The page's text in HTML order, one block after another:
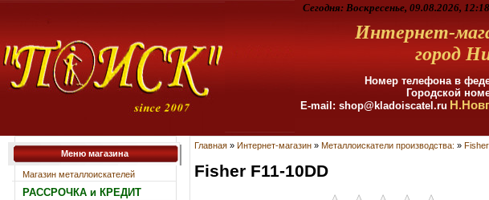
Сегодня: Воскресенье, 09.08.2026, 12:18
Интернет-
город
Номер телефона в
Городской
E-mail: shop@kladoiscatel.ru
Меню магазина
Магазин металлоискателей
РАССРОЧКА и КРЕДИТ
Главная » Интернет-магазин » Металлоискатели производства: » Fisher
Fisher F11-10DD